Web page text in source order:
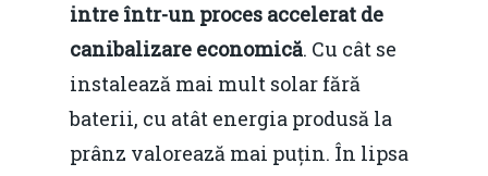
intre într-un proces accelerat de
canibalizare economică. Cu cât se
instalează mai mult solar fără
baterii, cu atât energia produsă la
prânz valorează mai puțin. În lipsa